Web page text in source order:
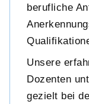
berufliche
Unsere
Dozenten
gezielt bei